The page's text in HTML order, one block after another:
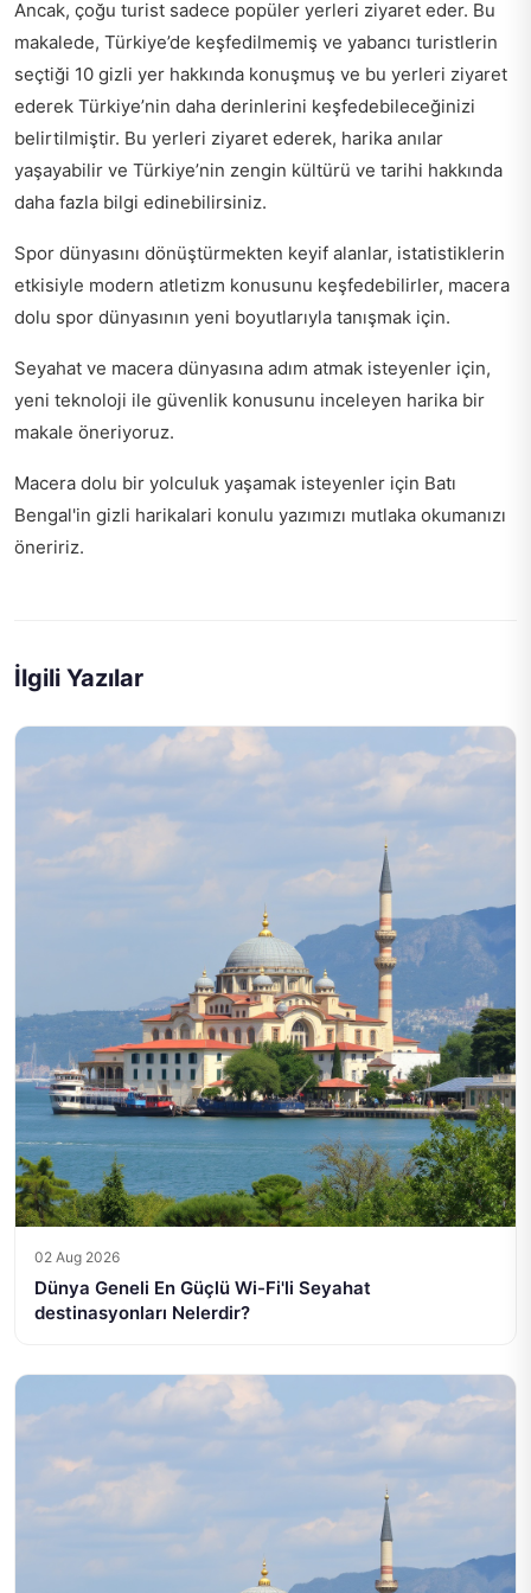
Ancak, çoğu turist sadece popüler yerleri ziyaret eder. Bu
makalede, Türkiye’de keşfedilmemiş ve yabancı turistlerin
seçtiği 10 gizli yer hakkında konuşmuş ve bu yerleri ziyaret
ederek Türkiye’nin daha derinlerini keşfedebileceğinizi
belirtilmiştir. Bu yerleri ziyaret ederek, harika anılar
yaşayabilir ve Türkiye’nin zengin kültürü ve tarihi hakkında
daha fazla bilgi edinebilirsiniz.
Spor dünyasını dönüştürmekten keyif alanlar, istatistiklerin
etkisiyle modern atletizm konusunu keşfedebilirler, macera
dolu spor dünyasının yeni boyutlarıyla tanışmak için.
Seyahat ve macera dünyasına adım atmak isteyenler için,
yeni teknoloji ile güvenlik konusunu inceleyen harika bir
makale öneriyoruz.
Macera dolu bir yolculuk yaşamak isteyenler için Batı
Bengal'in gizli harikalari konulu yazımızı mutlaka okumanızı
öneririz.
İlgili Yazılar
02 Aug 2026
Dünya Geneli En Güçlü Wi-Fi'li Seyahat
destinasyonları Nelerdir?